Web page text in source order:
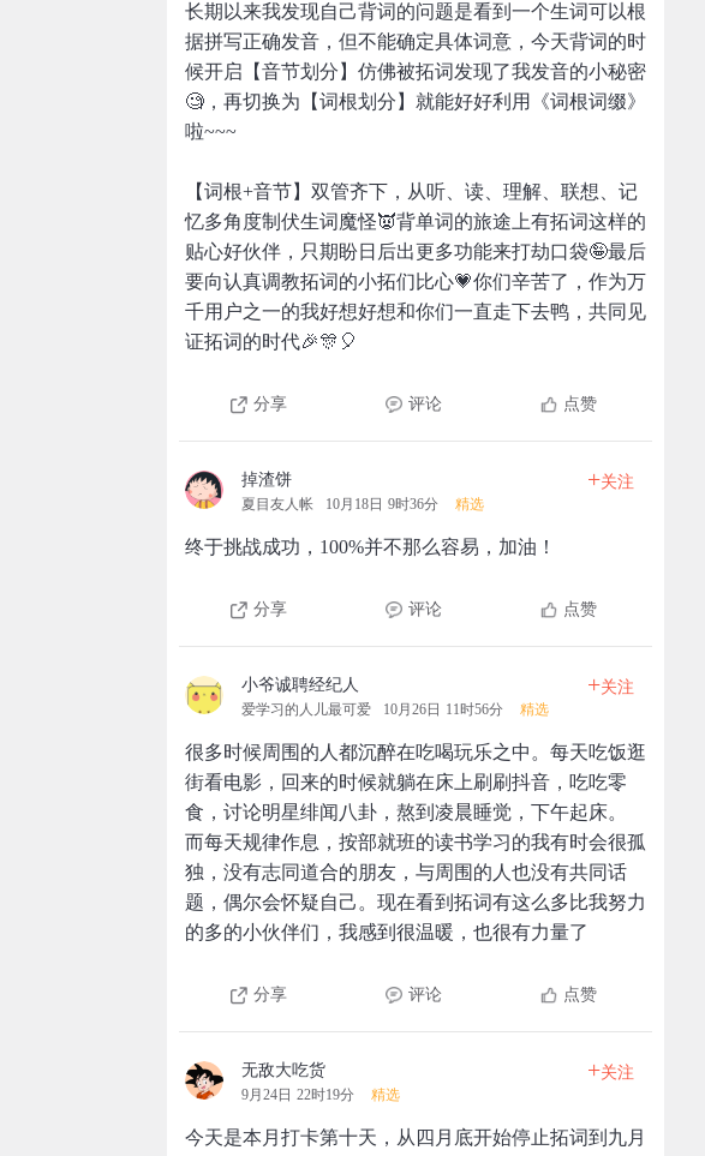
长期以来我发现自己背词的问题是看到一个生词可以根
据拼写正确发音，但不能确定具体词意，今天背词的时
候开启【音节划分】仿佛被拓词发现了我发音的小秘密
🧐，再切换为【词根划分】就能好好利用《词根词缀》
啦~~~
【词根+音节】双管齐下，从听、读、理解、联想、记
忆多角度制伏生词魔怪👿背单词的旅途上有拓词这样的
贴心好伙伴，只期盼日后出更多功能来打劫口袋🤪最后
要向认真调教拓词的小拓们比心💗你们辛苦了，作为万
千用户之一的我好想好想和你们一直走下去鸭，共同见
证拓词的时代🎉🎊🎈
分享 评论 点赞
掉渣饼
夏目友人帐 10月18日 9时36分 精选
+关注
终于挑战成功，100%并不那么容易，加油！
分享 评论 点赞
小爷诚聘经纪人
爱学习的人儿最可爱 10月26日 11时56分 精选
+关注
很多时候周围的人都沉醉在吃喝玩乐之中。每天吃饭逛
街看电影，回来的时候就躺在床上刷刷抖音，吃吃零
食，讨论明星绯闻八卦，熬到凌晨睡觉，下午起床。
而每天规律作息，按部就班的读书学习的我有时会很孤
独，没有志同道合的朋友，与周围的人也没有共同话
题，偶尔会怀疑自己。现在看到拓词有这么多比我努力
的多的小伙伴们，我感到很温暖，也很有力量了
分享 评论 点赞
无敌大吃货
9月24日 22时19分 精选
+关注
今天是本月打卡第十天，从四月底开始停止拓词到九月